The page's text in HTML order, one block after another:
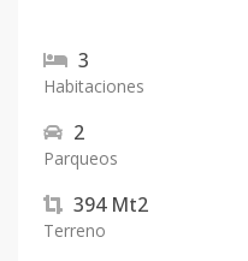
3
Habitaciones
2
Parqueos
394 Mt2
Terreno